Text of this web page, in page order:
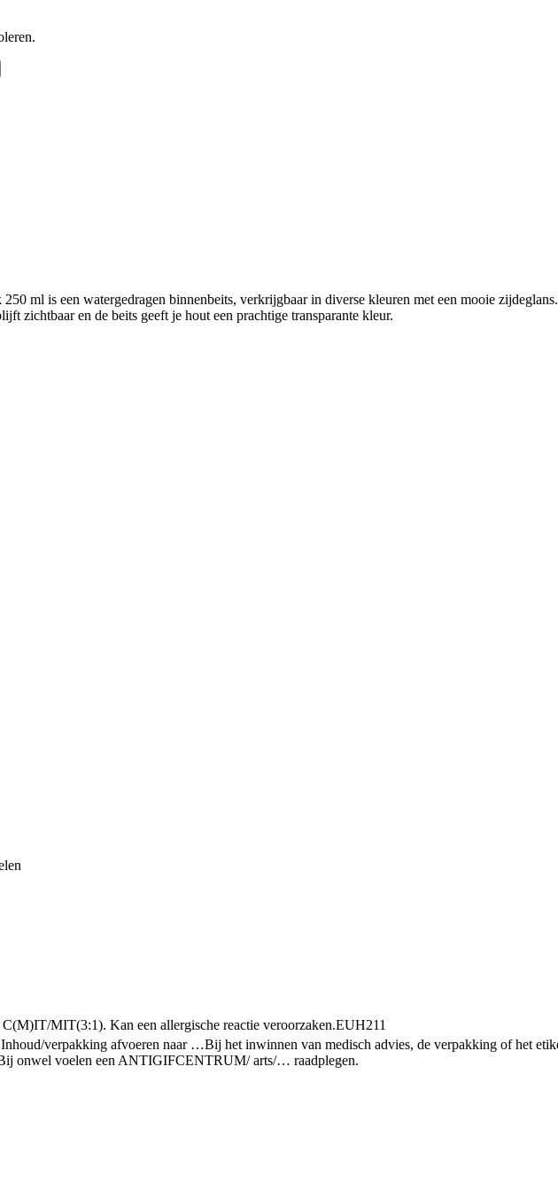
ml is een watergedragen binnenbeits, verkrijgbaar in diverse kleuren met een mooie
zichtbaar en de beits geeft je hout een prachtige transparante kleur.
MIT(3:1). Kan een allergische reactie veroorzaken.EUH211
Inhoud/verpakking afvoeren naar …Bij het inwinnen van medisch advies, de verpakking of het
onwel voelen een ANTIGIFCENTRUM/ arts/… raadplegen.